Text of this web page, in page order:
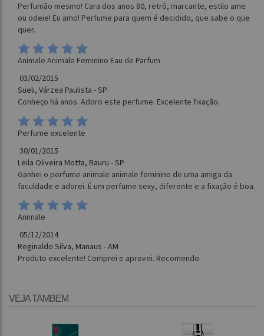
Perfumão mesmo! Cara dos anos 80, retrô, marcante, estilo ame
ou odeie! Eu amo! Perfume para quem é decidido, que sabe o que
quer.
Animale Animale Feminino Eau de Parfum
03/02/2015
Sueli, Várzea Paulista - SP
Conheço há anos. Adoro este perfume. Excelente fixação.
Perfume excelente
30/01/2015
Leila Oliveira Motta, Bauru - SP
Ganhei o perfume animale animale feminino de uma amiga da
faculdade e adorei. É um perfume sexy, diferente e a fixação é boa.
Animale
05/12/2014
Reginaldo Silva, Manaus - AM
Produto excelente! Comprei e aprovei. Recomendo.
VEJA TAMBÉM